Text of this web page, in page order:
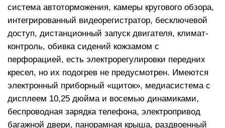
система автоторможения, камеры кругового обзора,
интегрированный видеорегистратор, бесключевой
доступ, дистанционный запуск двигателя, климат-
контроль, обивка сидений кожзамом с
перфорацией, есть электрорегулировки передних
кресел, но их подогрев не предусмотрен. Имеются
электронный приборный «щиток», медиасистема с
дисплеем 10,25 дюйма и восемью динамиками,
беспроводная зарядка телефона, электропривод
багажной двери, панорамная крыша, раздвоенный